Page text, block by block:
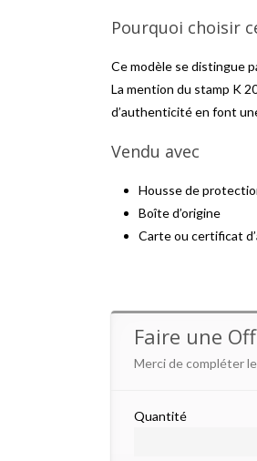
Pourquoi choisir
Ce modèle se distingue
La mention du stamp K
d’authenticité en font
Vendu avec
Housse de
Boîte d’origine
Carte ou certificat
Faire une
Merci de compléter
Quantité